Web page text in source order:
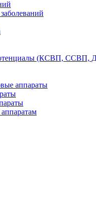
(КСВП, ССВП,
аппараты